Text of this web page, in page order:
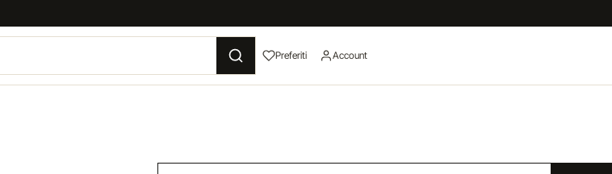
Preferiti Account